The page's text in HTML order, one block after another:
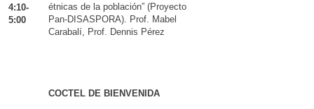
4:10-
5:00
étnicas de la población” (Proyecto
Pan-DISASPORA). Prof. Mabel
Carabalí, Prof. Dennis Pérez
COCTEL DE BIENVENIDA